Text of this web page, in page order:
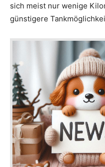
sich meist nur wenige
günstigere